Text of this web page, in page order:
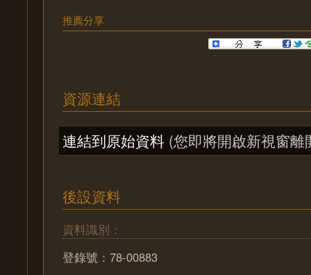
推薦分享
資源連結
連結到原始資料 (您即將開啟新視窗離
後設資料
資料識別：
登錄號：78-00883